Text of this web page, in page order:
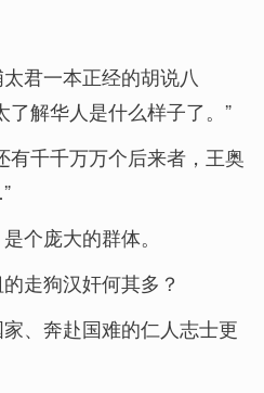
君一本正经的胡说八
了解华人是什么样子了。”
有千千万万个后来者，王奥
个庞大的群体。
走狗汉奸何其多？
、奔赴国难的仁人志士更